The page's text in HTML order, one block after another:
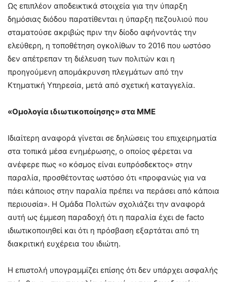
Ως επιπλέον αποδεικτικά στοιχεία για την ύπαρξη
δημόσιας διόδου παρατίθενται η ύπαρξη πεζουλιού που
σταματούσε ακριβώς πριν την δίοδο αφήνοντάς την
ελεύθερη, η τοποθέτηση ογκολίθων το 2016 που ωστόσο
δεν απέτρεπαν τη διέλευση των πολιτών και η
προηγούμενη απομάκρυνση πλεγμάτων από την
Κτηματική Υπηρεσία, μετά από σχετική καταγγελία.
«Ομολογία ιδιωτικοποίησης» στα ΜΜΕ
Ιδιαίτερη αναφορά γίνεται σε δηλώσεις του επιχειρηματία
στα τοπικά μέσα ενημέρωσης, ο οποίος φέρεται να
ανέφερε πως «ο κόσμος είναι ευπρόσδεκτος» στην
παραλία, προσθέτοντας ωστόσο ότι «προφανώς για να
πάει κάποιος στην παραλία πρέπει να περάσει από κάποια
περιουσία». Η Ομάδα Πολιτών σχολιάζει την αναφορά
αυτή ως έμμεση παραδοχή ότι η παραλία έχει de facto
ιδιωτικοποιηθεί και ότι η πρόσβαση εξαρτάται από τη
διακριτική ευχέρεια του ιδιώτη.
Η επιστολή υπογραμμίζει επίσης ότι δεν υπάρχει ασφαλής